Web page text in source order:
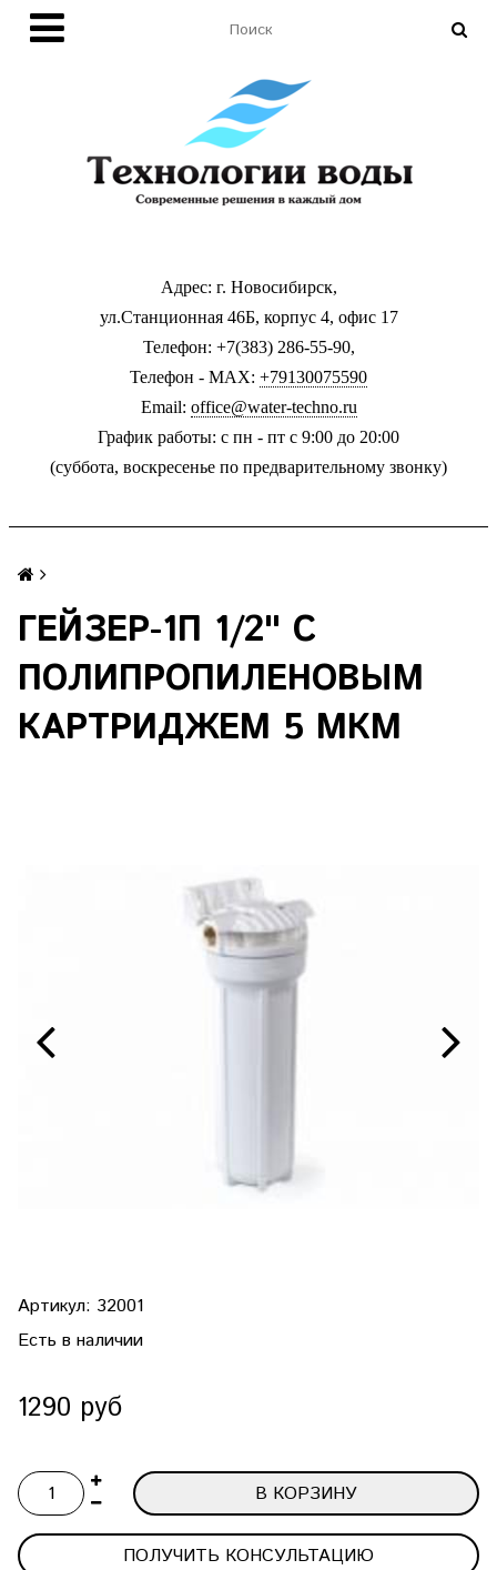
Адрес: г. Новосибирск,
ул.Станционная 46Б, корпус 4, офис 17
Телефон: +7(383) 286-55-90,
Телефон - MAX: +79130075590
Email: office@water-techno.ru
График работы: с пн - пт с 9:00 до 20:00
(суббота, воскресенье по предварительному звонку)
ГЕЙЗЕР-1П 1/2" С
ПОЛИПРОПИЛЕНОВЫМ
КАРТРИДЖЕМ 5 МКМ
Артикул: 32001
Есть в наличии
1290 руб
В КОРЗИНУ
ПОЛУЧИТЬ КОНСУЛЬТАЦИЮ